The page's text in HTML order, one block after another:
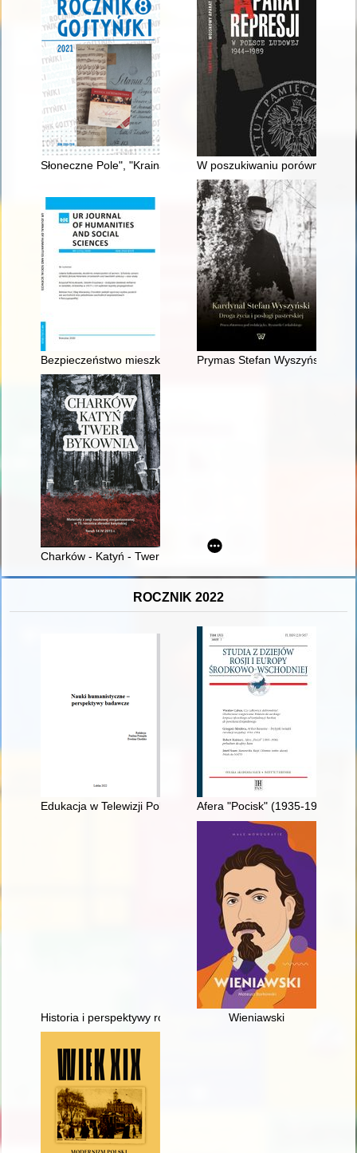
Słoneczne Pole", "Kraina Zbóż" i "Dom Jasnowłosych" :
W poszukiwaniu
Bezpieczeństwo mieszkańców Galicji Wschodniej w latach
Prymas Stefan Wyszyński a
Charków - Katyń - Twer - Bykownia : materiały z konferencji
ROCZNIK 2022
Edukacja w Telewizji Polskiej do końca lat 60Afera "Pocisk" (1935-1936) :
Historia i perspektywy rozwoju Wydziału Inżynierii Produkcji i
Wieniawski